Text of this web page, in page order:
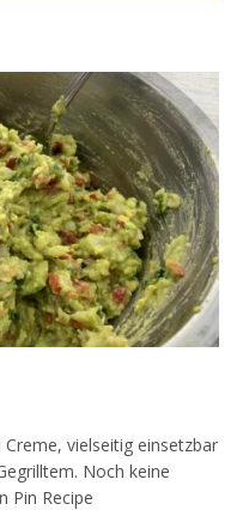
vielseitig einsetzbar
Noch keine
Pin Recipe